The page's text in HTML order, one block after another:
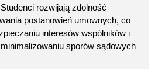
rozwijają zdolność
postanowień umownych, co
interesów wspólników i
sporów sądowych